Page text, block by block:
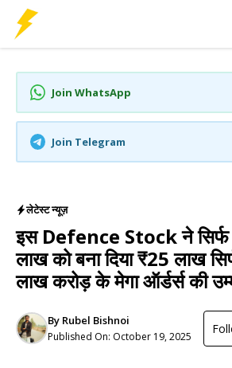
content
Join WhatsApp
Join Telegram
लेटेस्ट न्यूज़
इस Defence Stock ने सिर्फ
लाख को बना दिया ₹25 लाख
लाख करोड़ के मेगा ऑर्डर्स की
By Rubel Bishnoi
Published On: October 19, 2025